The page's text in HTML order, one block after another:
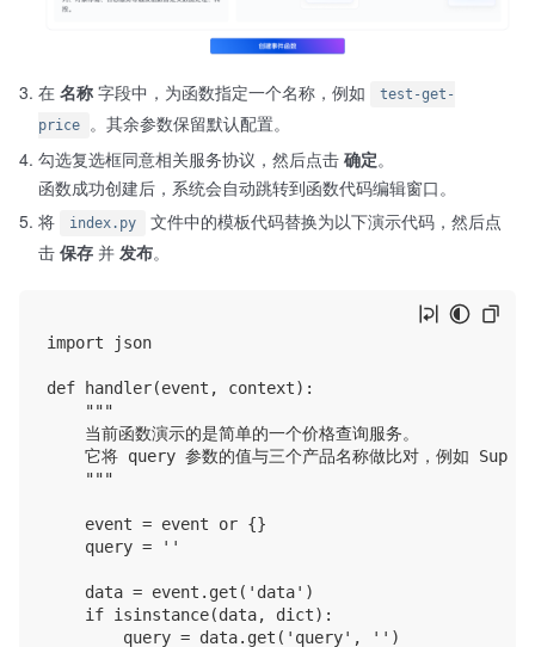
在 名称 字段中，为函数指定一个名称，例如
test-get-
price
。其余参数保留默认配置。
勾选复选框同意相关服务协议，然后点击 确定。
函数成功创建后，系统会自动跳转到函数代码编辑窗口。
将
index.py
文件中的模板代码替换为以下演示代码，然后点
击 保存 并 发布。
import json
def handler(event, context):
    """
    当前函数演示的是简单的一个价格查询服务。
它将 query 参数的值与三个产品名称做比对，例如
    """
    event = event or {}
    query = ''
    data = event.get('data')
    if isinstance(data, dict):
        query = data.get('query', '')